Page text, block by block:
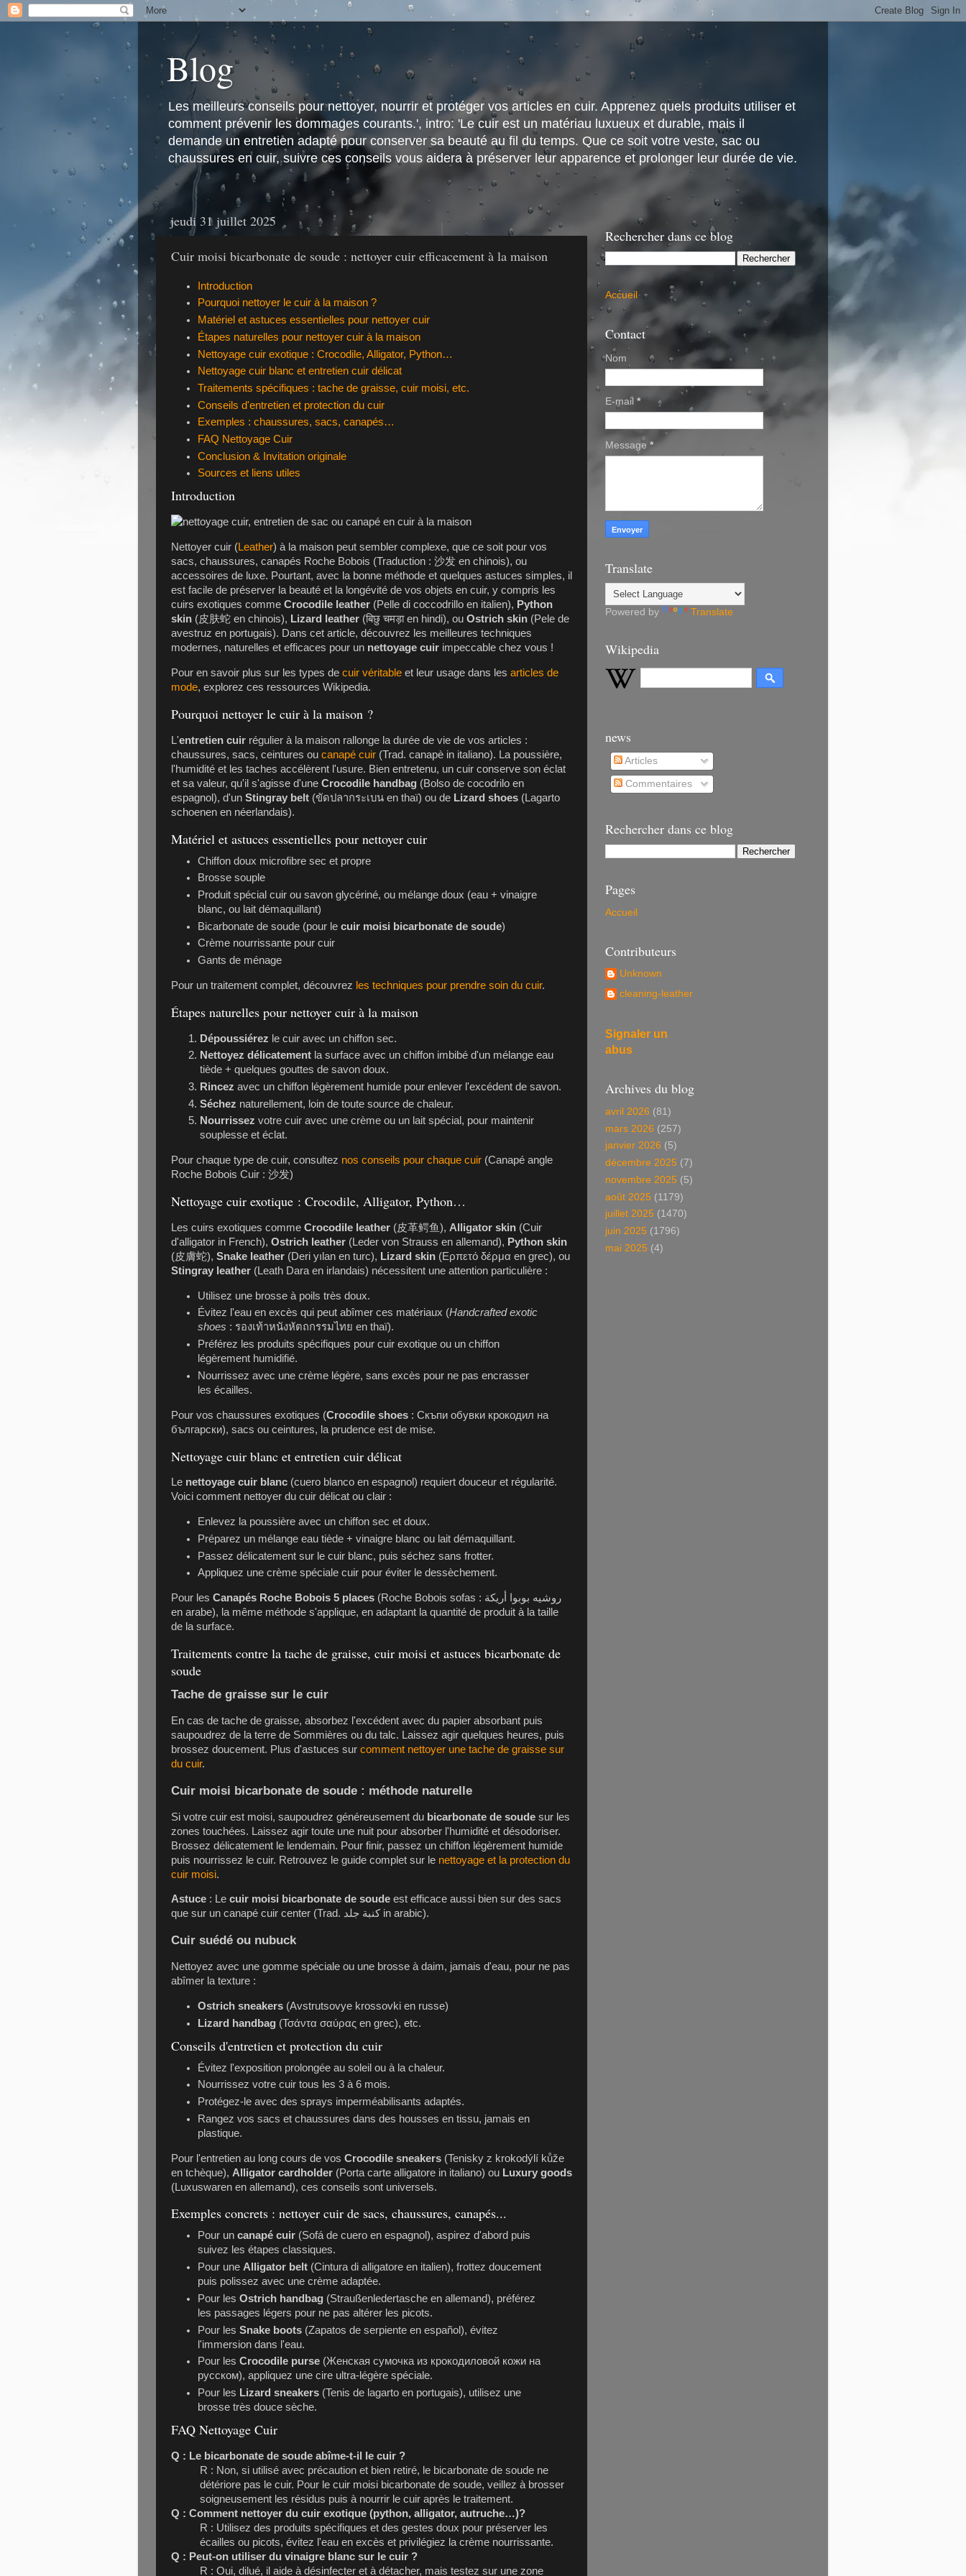
Blog
Les meilleurs conseils pour nettoyer, nourrir et protéger vos articles en cuir. Apprenez quels produits utiliser et
comment prévenir les dommages courants.', intro: 'Le cuir est un matériau luxueux et durable, mais il
demande un entretien adapté pour conserver sa beauté au fil du temps. Que ce soit votre veste, sac ou
chaussures en cuir, suivre ces conseils vous aidera à préserver leur apparence et prolonger leur durée de vie.
jeudi 31 juillet 2025
Cuir moisi bicarbonate de soude : nettoyer cuir efficacement à la maison
Introduction
Pourquoi nettoyer le cuir à la maison ?
Matériel et astuces essentielles pour nettoyer cuir
Étapes naturelles pour nettoyer cuir à la maison
Nettoyage cuir exotique : Crocodile, Alligator, Python…
Nettoyage cuir blanc et entretien cuir délicat
Traitements spécifiques : tache de graisse, cuir moisi, etc.
Conseils d'entretien et protection du cuir
Exemples : chaussures, sacs, canapés…
FAQ Nettoyage Cuir
Conclusion & Invitation originale
Sources et liens utiles
Introduction
Nettoyer cuir (Leather) à la maison peut sembler complexe, que ce soit pour vos
sacs, chaussures, canapés Roche Bobois (Traduction : 沙发 en chinois), ou
accessoires de luxe. Pourtant, avec la bonne méthode et quelques astuces simples, il
est facile de préserver la beauté et la longévité de vos objets en cuir, y compris les
cuirs exotiques comme Crocodile leather (Pelle di coccodrillo en italien), Python
skin (皮肤蛇 en chinois), Lizard leather (बिछु चमड़ा en hindi), ou Ostrich skin (Pele de
avestruz en portugais). Dans cet article, découvrez les meilleures techniques
modernes, naturelles et efficaces pour un nettoyage cuir impeccable chez vous !
Pour en savoir plus sur les types de cuir véritable et leur usage dans les articles de
mode, explorez ces ressources Wikipedia.
Pourquoi nettoyer le cuir à la maison ?
L'entretien cuir régulier à la maison rallonge la durée de vie de vos articles :
chaussures, sacs, ceintures ou canapé cuir (Trad. canapè in italiano). La poussière,
l'humidité et les taches accélèrent l'usure. Bien entretenu, un cuir conserve son éclat
et sa valeur, qu'il s'agisse d'une Crocodile handbag (Bolso de cocodrilo en
espagnol), d'un Stingray belt (ขัดปลากระเบน en thaï) ou de Lizard shoes (Lagarto
schoenen en néerlandais).
Matériel et astuces essentielles pour nettoyer cuir
Chiffon doux microfibre sec et propre
Brosse souple
Produit spécial cuir ou savon glycériné, ou mélange doux (eau + vinaigre
blanc, ou lait démaquillant)
Bicarbonate de soude (pour lecuir moisi bicarbonate de soude)
Crème nourrissante pour cuir
Gants de ménage
Pour un traitement complet, découvrez les techniques pour prendre soin du cuir.
Étapes naturelles pour nettoyer cuir à la maison
Dépoussiérez le cuir avec un chiffon sec.
Nettoyez délicatement la surface avec un chiffon imbibé d'un mélange eau
tiède + quelques gouttes de savon doux.
Rincez avec un chiffon légèrement humide pour enlever l'excédent de savon.
Séchez naturellement, loin de toute source de chaleur.
Nourrissez votre cuir avec une crème ou un lait spécial, pour maintenir
souplesse et éclat.
Pour chaque type de cuir, consultez nos conseils pour chaque cuir (Canapé angle
Roche Bobois Cuir : 沙发)
Nettoyage cuir exotique : Crocodile, Alligator, Python…
Les cuirs exotiques comme Crocodile leather (皮革鳄鱼), Alligator skin (Cuir
d'alligator in French), Ostrich leather (Leder von Strauss en allemand), Python skin
(皮膚蛇), Snake leather (Deri yılan en turc), Lizard skin (Ερπετό δέρμα en grec), ou
Stingray leather (Leath Dara en irlandais) nécessitent une attention particulière :
Utilisez une brosse à poils très doux.
Évitez l'eau en excès qui peut abîmer ces matériaux (Handcrafted exotic
shoes : รองเท้าหนังหัตถกรรมไทย en thaï).
Préférez les produits spécifiques pour cuir exotique ou un chiffon
légèrement humidifié.
Nourrissez avec une crème légère, sans excès pour ne pas encrasser
les écailles.
Pour vos chaussures exotiques (Crocodile shoes : Скъпи обувки крокодил на
български), sacs ou ceintures, la prudence est de mise.
Nettoyage cuir blanc et entretien cuir délicat
Le nettoyage cuir blanc (cuero blanco en espagnol) requiert douceur et régularité.
Voici comment nettoyer du cuir délicat ou clair :
Enlevez la poussière avec un chiffon sec et doux.
Préparez un mélange eau tiède + vinaigre blanc ou lait démaquillant.
Passez délicatement sur le cuir blanc, puis séchez sans frotter.
Appliquez une crème spéciale cuir pour éviter le dessèchement.
Pour les Canapés Roche Bobois 5 places (Roche Bobois sofas : روشيه بوبوا أريكة
en arabe), la même méthode s'applique, en adaptant la quantité de produit à la taille
de la surface.
Traitements contre la tache de graisse, cuir moisi et astuces bicarbonate de
soude
Tache de graisse sur le cuir
En cas de tache de graisse, absorbez l'excédent avec du papier absorbant puis
saupoudrez de la terre de Sommières ou du talc. Laissez agir quelques heures, puis
brossez doucement. Plus d'astuces sur comment nettoyer une tache de graisse sur
du cuir.
Cuir moisi bicarbonate de soude : méthode naturelle
Si votre cuir est moisi, saupoudrez généreusement du bicarbonate de soude sur les
zones touchées. Laissez agir toute une nuit pour absorber l'humidité et désodoriser.
Brossez délicatement le lendemain. Pour finir, passez un chiffon légèrement humide
puis nourrissez le cuir. Retrouvez le guide complet sur le nettoyage et la protection du
cuir moisi.
Astuce : Le cuir moisi bicarbonate de soude est efficace aussi bien sur des sacs
que sur un canapé cuir center (Trad. كنبة جلد in arabic).
Cuir suédé ou nubuck
Nettoyez avec une gomme spéciale ou une brosse à daim, jamais d'eau, pour ne pas
abîmer la texture :
Ostrich sneakers (Avstrutsovye krossovki en russe)
Lizard handbag (Τσάντα σαύρας en grec), etc.
Conseils d'entretien et protection du cuir
Évitez l'exposition prolongée au soleil ou à la chaleur.
Nourrissez votre cuir tous les 3 à 6 mois.
Protégez-le avec des sprays imperméabilisants adaptés.
Rangez vos sacs et chaussures dans des housses en tissu, jamais en
plastique.
Pour l'entretien au long cours de vos Crocodile sneakers (Tenisky z krokodýlí kůže
en tchèque), Alligator cardholder (Porta carte alligatore in italiano) ou Luxury goods
(Luxuswaren en allemand), ces conseils sont universels.
Exemples concrets : nettoyer cuir de sacs, chaussures, canapés...
Pour uncanapé cuir (Sofá de cuero en espagnol), aspirez d'abord puis
suivez les étapes classiques.
Pour une Alligator belt (Cintura di alligatore en italien), frottez doucement
puis polissez avec une crème adaptée.
Pour lesOstrich handbag (Straußenledertasche en allemand), préférez
les passages légers pour ne pas altérer les picots.
Pour lesSnake boots (Zapatos de serpiente en español), évitez
l'immersion dans l'eau.
Pour lesCrocodile purse (Женская сумочка из крокодиловой кожи на
русском), appliquez une cire ultra-légère spéciale.
Pour les Lizard sneakers (Tenis de lagarto en portugais), utilisez une
brosse très douce sèche.
FAQ Nettoyage Cuir
Q : Le bicarbonate de soude abîme-t-il le cuir ?
R : Non, si utilisé avec précaution et bien retiré, le bicarbonate de soude ne
détériore pas le cuir. Pour le cuir moisi bicarbonate de soude, veillez à brosser
soigneusement les résidus puis à nourrir le cuir après le traitement.
Q : Comment nettoyer du cuir exotique (python, alligator, autruche…)?
R : Utilisez des produits spécifiques et des gestes doux pour préserver les
écailles ou picots, évitez l'eau en excès et privilégiez la crème nourrissante.
Q : Peut-on utiliser du vinaigre blanc sur le cuir ?
R : Oui, dilué, il aide à désinfecter et à détacher, mais testez sur une zone
Rechercher dans ce blog
Accueil
Contact
Nom
E-mail *
Message *
Translate
Powered by Translate
Wikipedia
news
Articles
Commentaires
Rechercher dans ce blog
Pages
Accueil
Contributeurs
Unknown
cleaning-leather
Signaler un
abus
Archives du blog
avril 2026 (81)
mars 2026 (257)
janvier 2026 (5)
décembre 2025 (7)
novembre 2025 (5)
août 2025 (1179)
juillet 2025 (1470)
juin 2025 (1796)
mai 2025 (4)